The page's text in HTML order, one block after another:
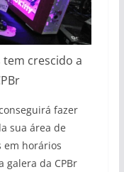
crescido a
fazer
sua área de
em horários
galera da CPBr